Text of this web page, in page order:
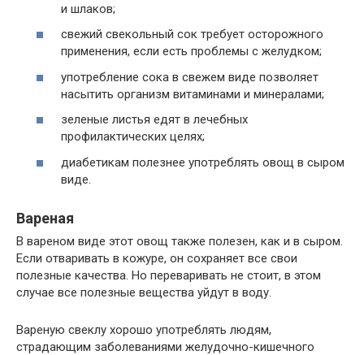
и шлаков;
свежий свекольный сок требует осторожного
применения, если есть проблемы с желудком;
употребление сока в свежем виде позволяет
насытить организм витаминами и минералами;
зеленые листья едят в лечебных
профилактических целях;
диабетикам полезнее употреблять овощ в сыром
виде.
Вареная
В вареном виде этот овощ также полезен, как и в сыром.
Если отваривать в кожуре, он сохраняет все свои
полезные качества. Но переваривать не стоит, в этом
случае все полезные вещества уйдут в воду.
Вареную свеклу хорошо употреблять людям,
страдающим заболеваниями желудочно-кишечного